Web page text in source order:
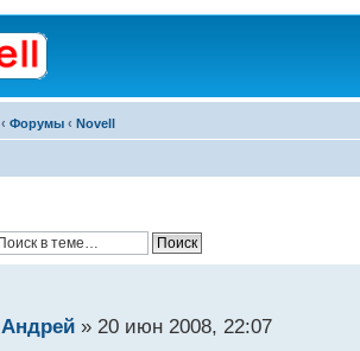
‹ Форумы ‹ Novell
» 20 июн 2008, 22:07